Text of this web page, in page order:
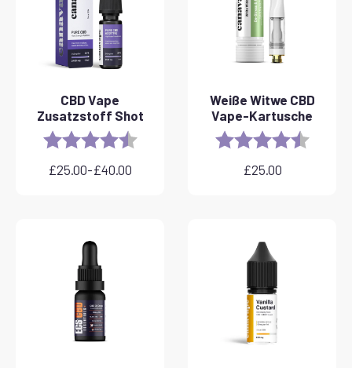
CBD Vape
Zusatzstoff Shot
Rating: 4.8 out of 5 stars
£25.00-£40.00
Preisspanne:
Weiße Witwe CBD
Vape-Kartusche
Rating: 4.6 out
£25.00